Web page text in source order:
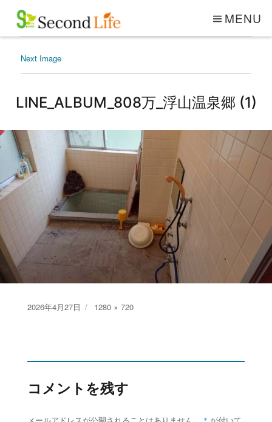
MENU
Next Image
LINE_ALBUM_808万_浮山温泉郷 (1)
Posted
2026年4月27日
Full
1280 × 720
コメントを残す